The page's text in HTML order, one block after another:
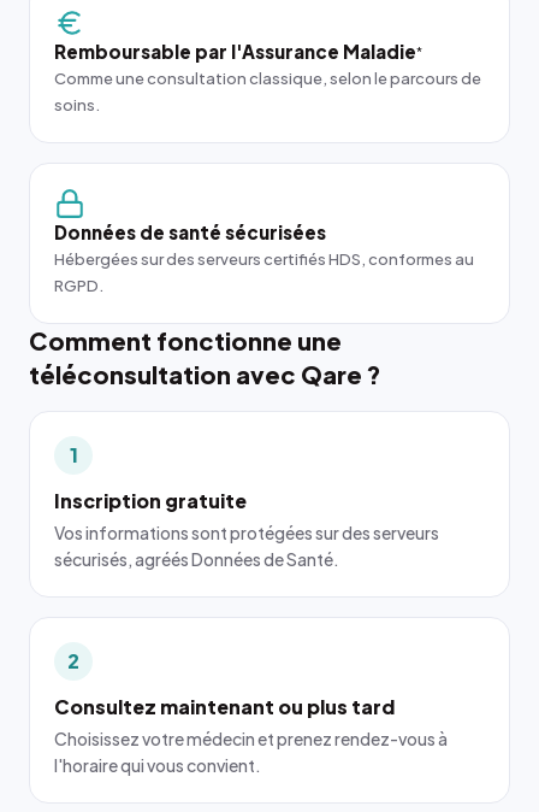
Remboursable par l'Assurance Maladie*
Comme une consultation classique, selon le parcours de
soins.
Données de santé sécurisées
Hébergées sur des serveurs certifiés HDS, conformes au
RGPD.
Comment fonctionne une
téléconsultation avec Qare ?
1
Inscription gratuite
Vos informations sont protégées sur des serveurs
sécurisés, agréés Données de Santé.
2
Consultez maintenant ou plus tard
Choisissez votre médecin et prenez rendez-vous à
l'horaire qui vous convient.